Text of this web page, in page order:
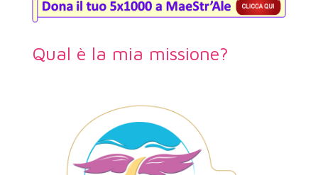
Qual è la mia missione?